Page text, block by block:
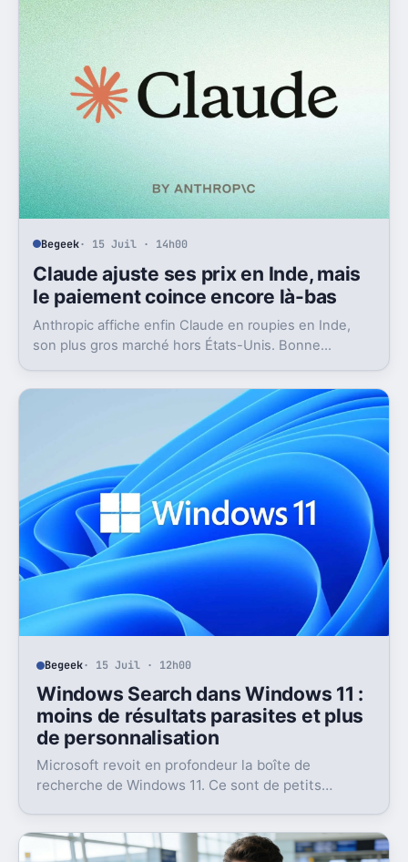
Begeek· 15 Juil · 14h00
Claude ajuste ses prix en Inde, mais
le paiement coince encore là-bas
Anthropic affiche enfin Claude en roupies en Inde,
son plus gros marché hors États-Unis. Bonne
abonnements.
Begeek· 15 Juil · 12h00
Windows Search dans Windows 11 :
moins de résultats parasites et plus
de personnalisation
Microsoft revoit en profondeur la boîte de
recherche de Windows 11. Ce sont de petits